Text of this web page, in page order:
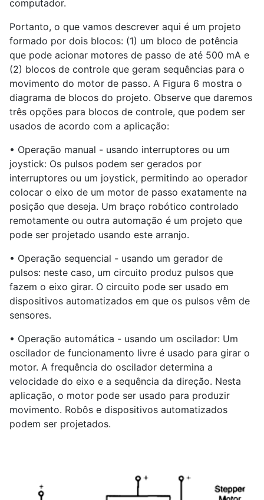
computador.
Portanto, o que vamos descrever aqui é um projeto
formado por dois blocos: (1) um bloco de potência
que pode acionar motores de passo de até 500 mA e
(2) blocos de controle que geram sequências para o
movimento do motor de passo. A Figura 6 mostra o
diagrama de blocos do projeto. Observe que daremos
três opções para blocos de controle, que podem ser
usados ​​de acordo com a aplicação:
• Operação manual - usando interruptores ou um
joystick: Os pulsos podem ser gerados por
interruptores ou um joystick, permitindo ao operador
colocar o eixo de um motor de passo exatamente na
posição que deseja. Um braço robótico controlado
remotamente ou outra automação é um projeto que
pode ser projetado usando este arranjo.
• Operação sequencial - usando um gerador de
pulsos: neste caso, um circuito produz pulsos que
fazem o eixo girar. O circuito pode ser usado em
dispositivos automatizados em que os pulsos vêm de
sensores.
• Operação automática - usando um oscilador: Um
oscilador de funcionamento livre é usado para girar o
motor. A frequência do oscilador determina a
velocidade do eixo e a sequência da direção. Nesta
aplicação, o motor pode ser usado para produzir
movimento. Robôs e dispositivos automatizados
podem ser projetados.